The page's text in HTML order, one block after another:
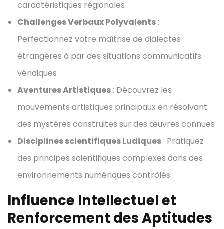
caractéristiques régionales
Challenges Verbaux Polyvalents :
Perfectionnez votre maîtrise de dialectes
étrangères à par des situations communicatifs
véridiques
Aventures Artistiques : Découvrez les
mouvements artistiques principaux en résolvant
des mystères construites sur des œuvres connues
Disciplines scientifiques Ludiques : Pratiquez
des principes scientifiques complexes dans des
environnements numériques contrôlés
Influence Intellectuel et
Renforcement des Aptitudes